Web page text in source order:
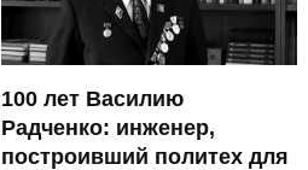
100 лет Василию
Радченко: инженер,
построивший политех для